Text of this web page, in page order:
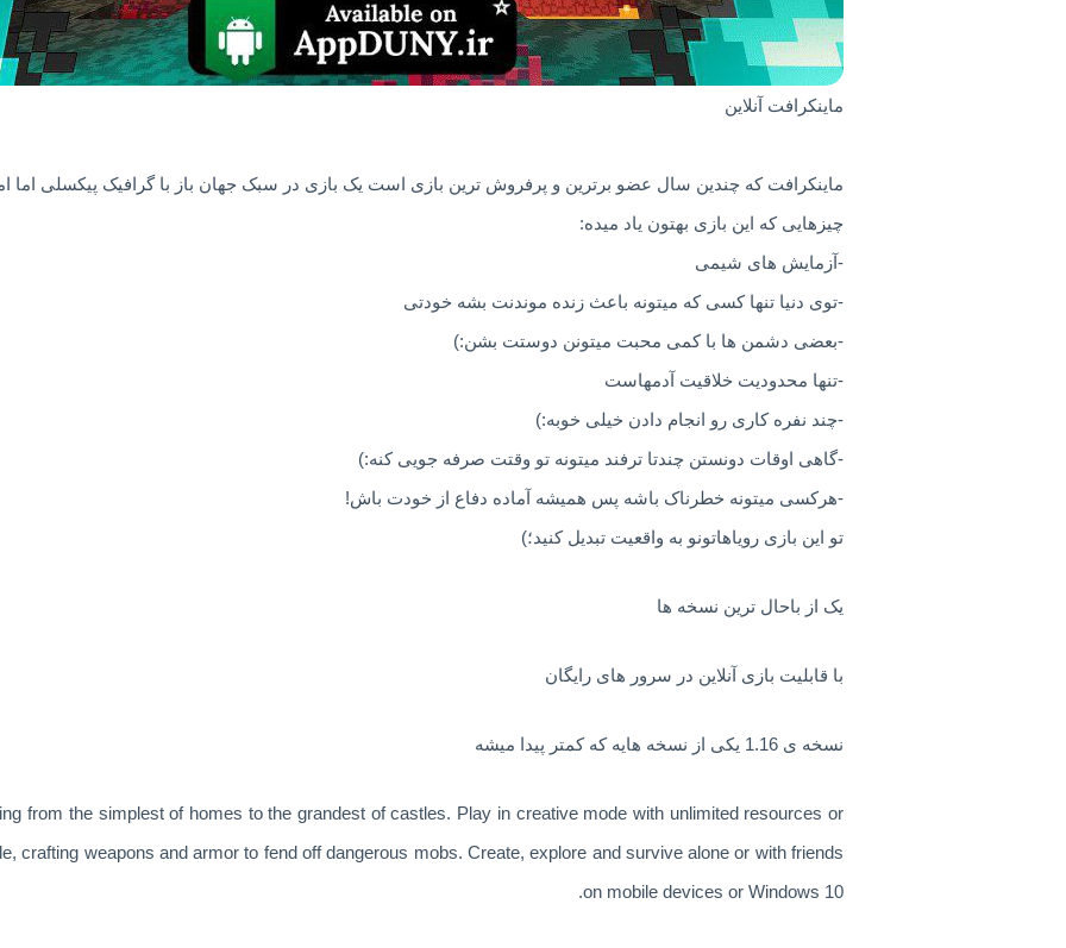
ماینکرافت آنلاین
ماینکرافت که چندین سال عضو برترین و پرفروش ترین بازی است یک بازی در سبک جهان باز با گرافیک پیکسلی اما
چیزهایی که این بازی بهتون یاد میده:
-آزمایش های شیمی
-توی دنیا تنها کسی که میتونه باعث زنده موندنت بشه خودتی
-بعضی دشمن ها با کمی محبت میتونن دوستت بشن:)
-تنها محدودیت خلاقیت آدمهاست
-چند نفره کاری رو انجام دادن خیلی خوبه:)
-گاهی اوقات دونستن چندتا ترفند میتونه تو وقتت صرفه جویی کنه:)
-هرکسی میتونه خطرناک باشه پس همیشه آماده دفاع از خودت باش!
تو این بازی رویاهاتونو به واقعیت تبدیل کنید؛)
یک از باحال ترین نسخه ها
با قابلیت بازی آنلاین در سرور های رایگان
نسخه ی 1.16 یکی از نسخه هایه که کمتر پیدا میشه
from the simplest of homes to the grandest of castles. Play in creative mode with unlimited resources or
crafting weapons and armor to fend off dangerous mobs. Create, explore and survive alone or with friends
on mobile devices or Windows 10.